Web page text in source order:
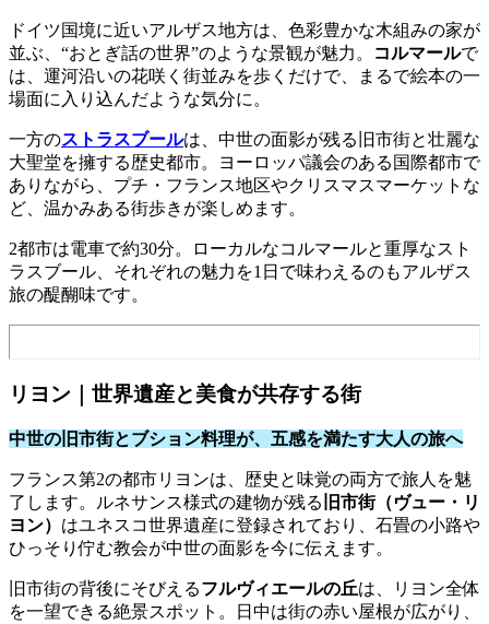
ドイツ国境に近いアルザス地方は、色彩豊かな木組みの家が
並ぶ、“おとぎ話の世界”のような景観が魅力。
コルマールで
は、運河沿いの花咲く街並みを歩くだけで、まるで絵本の一
場面に入り込んだような気分に。
一方のストラスブールは、中世の面影が残る旧市街と壮麗な
大聖堂を擁する歴史都市。ヨーロッパ議会のある国際都市で
ありながら、プチ・フランス地区やクリスマスマーケットな
ど、温かみある街歩きが楽しめます。
2都市は電車で約30分。ローカルなコルマールと重厚なスト
ラスブール、それぞれの魅力を1日で味わえるのもアルザス
旅の醍醐味です。
リヨン｜世界遺産と美食が共存する街
中世の旧市街とブション料理が、五感を満たす大人の旅へ
フランス第2の都市リヨンは、歴史と味覚の両方で旅人を魅
了します。ルネサンス様式の建物が残る 旧市街（ヴュー・リ
ヨン） はユネスコ世界遺産に登録されており、石畳の小路や
ひっそり佇む教会が中世の面影を今に伝えます。
旧市街の背後にそびえるフルヴィエールの丘は、リヨン全体
を一望できる絶景スポット。日中は街の赤い屋根が広がり、